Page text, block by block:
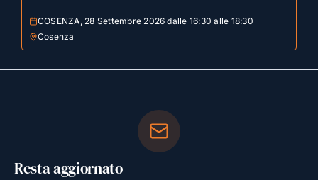
COSENZA, 28 Settembre 2026 dalle 16:30 alle 18:30
Cosenza
Resta aggiornato